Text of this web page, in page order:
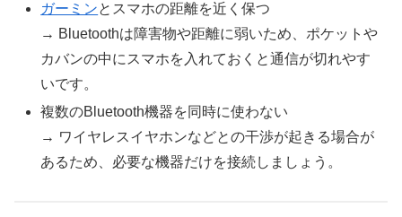
ガーミンとスマホの距離を近く保つ
→ Bluetoothは障害物や距離に弱いため、ポケットや
カバンの中にスマホを入れておくと通信が切れやす
いです。
複数のBluetooth機器を同時に使わない
→ ワイヤレスイヤホンなどとの干渉が起きる場合が
あるため、必要な機器だけを接続しましょう。